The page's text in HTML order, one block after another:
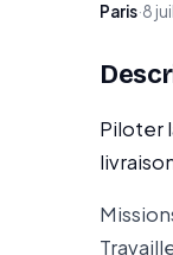
Paris·8
Piloter